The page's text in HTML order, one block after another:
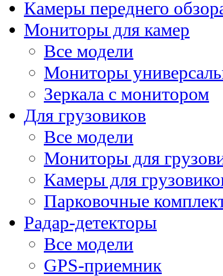
Камеры переднего
Мониторы для камер
Все модели
Мониторы
Зеркала с монитором
Для грузовиков
Все модели
Мониторы для
Камеры для
Парковочные
Радар-детекторы
Все модели
GPS-приемник